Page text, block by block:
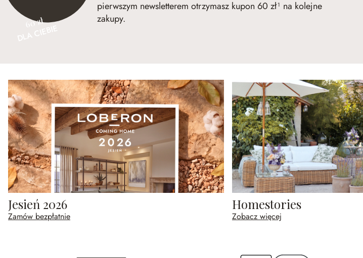
60 zł
pierwszym newsletterem otrzymasz kupon 60 zł¹ na kolejne
zakupy.
Jesień 2026
Zamów bezpłatnie
Homestories
Zobacz więcej